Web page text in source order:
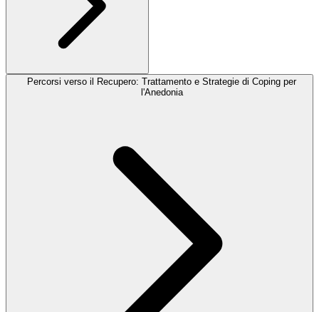
Percorsi verso il Recupero: Trattamento e Strategie di Coping per
l'Anedonia